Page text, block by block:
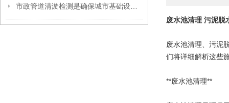
废水池清理 污泥脱
废水池清理、污泥
们将详细解析这些
**废水池清理**